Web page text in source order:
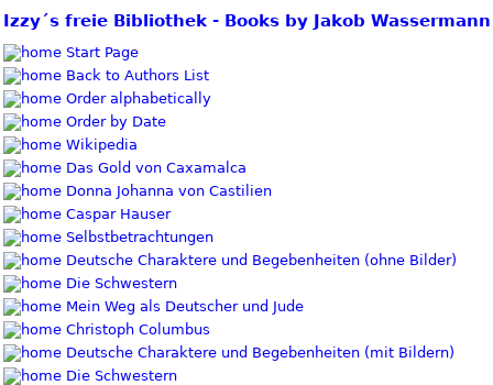
Izzy´s freie Bibliothek - Books by Jakob Wassermann
Start Page
Back to Authors List
Order alphabetically
Order by Date
Wikipedia
Das Gold von Caxamalca
Donna Johanna von Castilien
Caspar Hauser
Selbstbetrachtungen
Deutsche Charaktere und Begebenheiten (ohne Bilder)
Die Schwestern
Mein Weg als Deutscher und Jude
Christoph Columbus
Deutsche Charaktere und Begebenheiten (mit Bildern)
Die Schwestern